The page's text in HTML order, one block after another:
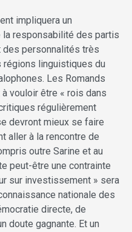
impliquera un
responsabilité des partis
des personnalités très
linguistiques du
Les Romands
vouloir être « rois dans
régulièrement
devront mieux se faire
aller à la rencontre de
outre Sarine et au
peut-être une contrainte
sur investissement » sera
nationale des
directe, de
doute gagnante. Et un